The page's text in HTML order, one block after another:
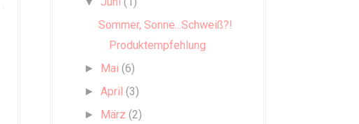
Sommer, Sonne...Schweiß?!
Produktempfehlung
► Mai (6)
►April (3)
► März (2)